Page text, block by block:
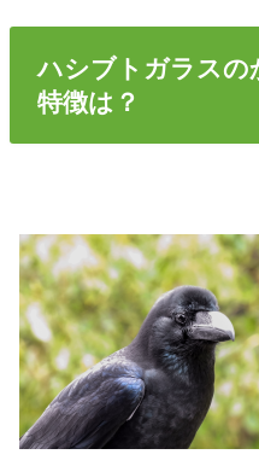
ハシブトガラスの
特徴は？